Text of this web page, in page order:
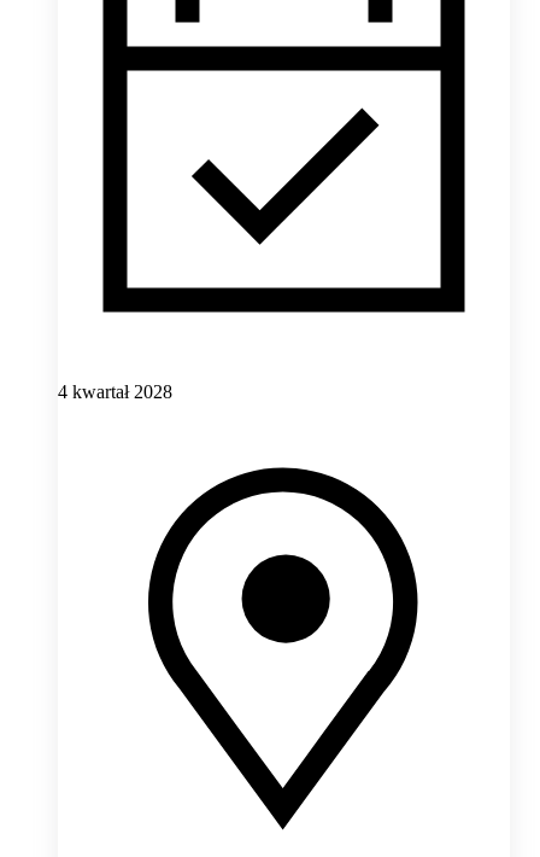
4 kwartał 2028